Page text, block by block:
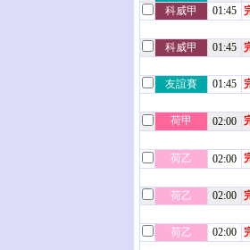
科威甲
01:45
科威甲
01:45
友誼賽
01:45
荷甲
02:00
荷乙
02:00
荷乙
02:00
荷乙
02:00